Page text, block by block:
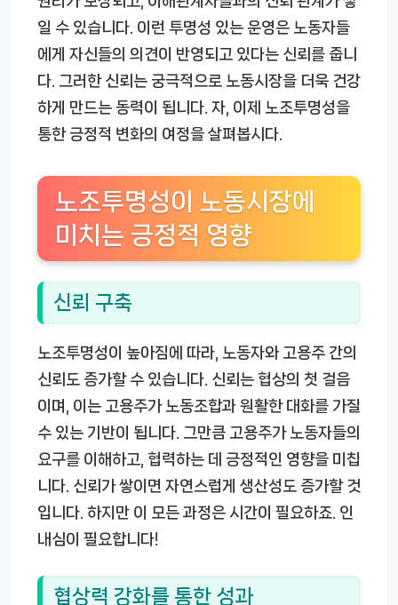
일 수 있습니다. 이런 투명성 있는 운영은 노동자들
에게 자신들의 의견이 반영되고 있다는 신뢰를 줍니
다. 그러한 신뢰는 궁극적으로 노동시장을 더욱 건강
하게 만드는 동력이 됩니다. 자, 이제 노조투명성을
통한 긍정적 변화의 여정을 살펴봅시다.
노조투명성이 노동시장에
미치는 긍정적 영향
신뢰 구축
노조투명성이 높아짐에 따라, 노동자와 고용주 간의
신뢰도 증가할 수 있습니다. 신뢰는 협상의 첫 걸음
이며, 이는 고용주가 노동조합과 원활한 대화를 가질
수 있는 기반이 됩니다. 그만큼 고용주가 노동자들의
요구를 이해하고, 협력하는 데 긍정적인 영향을 미칩
니다. 신뢰가 쌓이면 자연스럽게 생산성도 증가할 것
입니다. 하지만 이 모든 과정은 시간이 필요하죠. 인
내심이 필요합니다!
협상력 강화를 통한 성과